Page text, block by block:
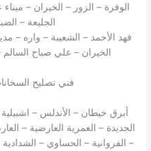
الوفرة – الزور – الخيران – ميناء
الجليعة –
فهد الأحمد – الشعيبة – واره –
الخيران – علي صباح السالم
فني تصليح
أبرق خيطان – الأندلس –
الجديدة – العمرية العارضية –
– الفروانية – الحساوي –